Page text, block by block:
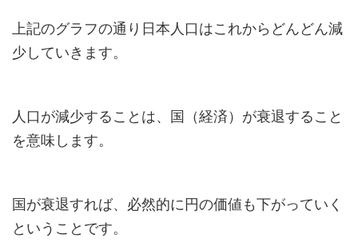
上記のグラフの通り日本人口はこれからどんどん減
少していきます。
人口が減少することは、国（経済）が衰退すること
を意味します。
国が衰退すれば、必然的に円の価値も下がっていく
ということです。